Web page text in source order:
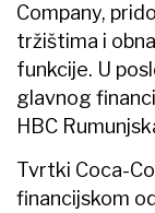
Company,
tržištima i
funkcije. U
glavnog
HBC
Tvrtki Coca-
financijskom